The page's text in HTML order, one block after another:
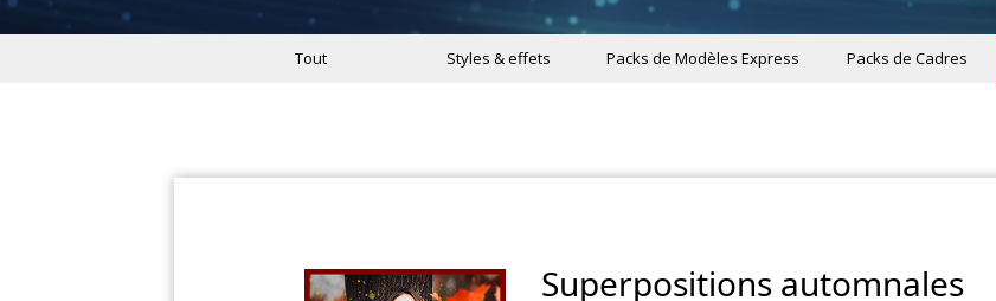
Tout Styles & effets Packs de Modèles Express Packs de Cadres
Superpositions automnales